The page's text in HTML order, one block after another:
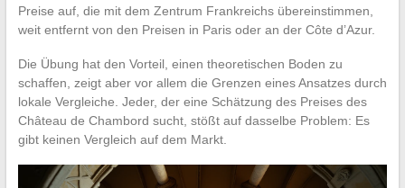
Preise auf, die mit dem Zentrum Frankreichs übereinstimmen,
weit entfernt von den Preisen in Paris oder an der Côte d’Azur.
Die Übung hat den Vorteil, einen theoretischen Boden zu
schaffen, zeigt aber vor allem die Grenzen eines Ansatzes durch
lokale Vergleiche. Jeder, der eine Schätzung des Preises des
Château de Chambord sucht, stößt auf dasselbe Problem: Es
gibt keinen Vergleich auf dem Markt.